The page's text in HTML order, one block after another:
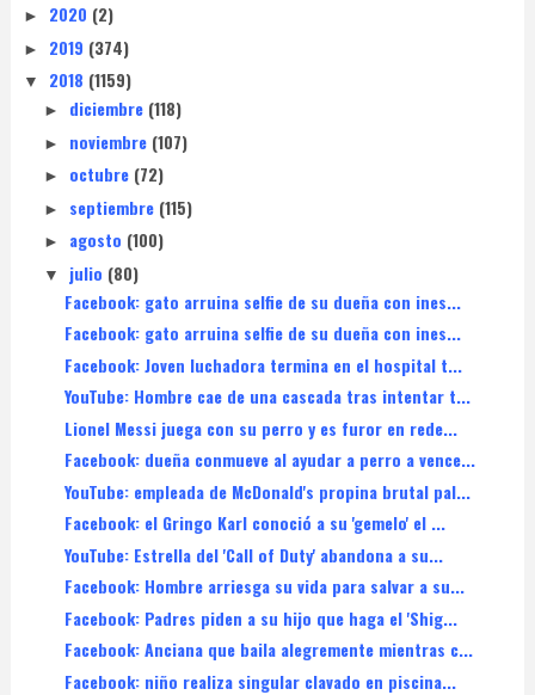
► 2020 (2)
► 2019 (374)
▼ 2018 (1159)
► diciembre (118)
► noviembre (107)
► octubre (72)
► septiembre (115)
► agosto (100)
▼ julio (80)
Facebook: gato arruina selfie de su dueña con ines...
Facebook: gato arruina selfie de su dueña con ines...
Facebook: Joven luchadora termina en el hospital t...
YouTube: Hombre cae de una cascada tras intentar t...
Lionel Messi juega con su perro y es furor en rede...
Facebook: dueña conmueve al ayudar a perro a vence...
YouTube: empleada de McDonald's propina brutal pal...
Facebook: el Gringo Karl conoció a su 'gemelo' el ...
YouTube: Estrella del 'Call of Duty' abandona a su...
Facebook: Hombre arriesga su vida para salvar a su...
Facebook: Padres piden a su hijo que haga el 'Shig...
Facebook: Anciana que baila alegremente mientras c...
Facebook: niño realiza singular clavado en piscina...